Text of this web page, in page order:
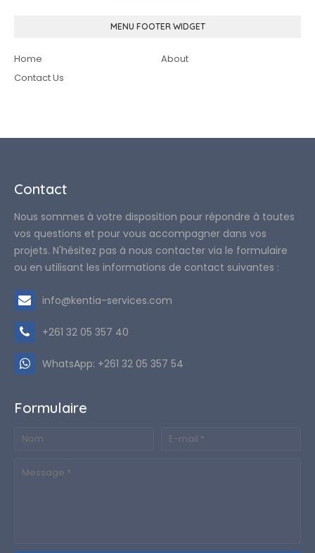
MENU FOOTER WIDGET
Home
About
Contact Us
Contact
Nous sommes à votre disposition pour répondre à toutes
vos questions et pour vous accompagner dans vos
projets. N'hésitez pas à nous contacter via le formulaire
ou en utilisant les informations de contact suivantes :
info@kentia-services.com
+261 32 05 357 40
WhatsApp: +261 32 05 357 54
Formulaire